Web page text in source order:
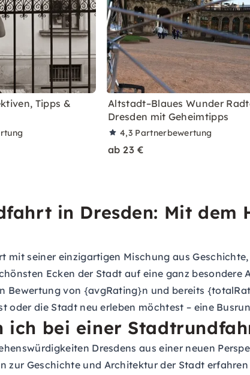
Tipps &
Altstadt–Blaues Wunder
Dresden mit Geheimtipps
4,3 Partnerbewertung
ab 23 €
in Dresden: Mit dem
mit seiner einzigartigen Mischung aus
Ecken der Stadt auf eine ganz
Bewertung von {avgRating}n und bereits
oder die Stadt neu erleben möchtest – eine
ich bei einer
Dresdens aus einer neuen
zur Geschichte und Architektur der Stadt erfahren